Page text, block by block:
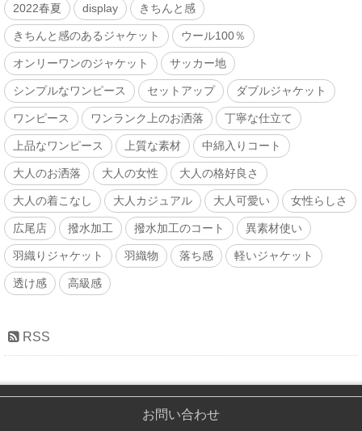
2022春夏 display きちんと感
きちんと感のあるジャケット ウール100％
オンリーワンのジャケット サッカー地
シンプルなワンピース セットアップ ダブルジャケット
ワンピース ワンランク上のお洒落 丁寧な仕立て
上品なワンピース 上質な素材 中綿入りコート
大人のお洒落 大人の女性 大人の格好良さ
大人の着こなし 大人カジュアル 大人可愛い 女性らしさ
広尾店 撥水加工 撥水加工のコート 異素材使い
羽織りジャケット 羽織物 落ち感 軽いジャケット
透け感 高級感
RSS
お問い合わせ